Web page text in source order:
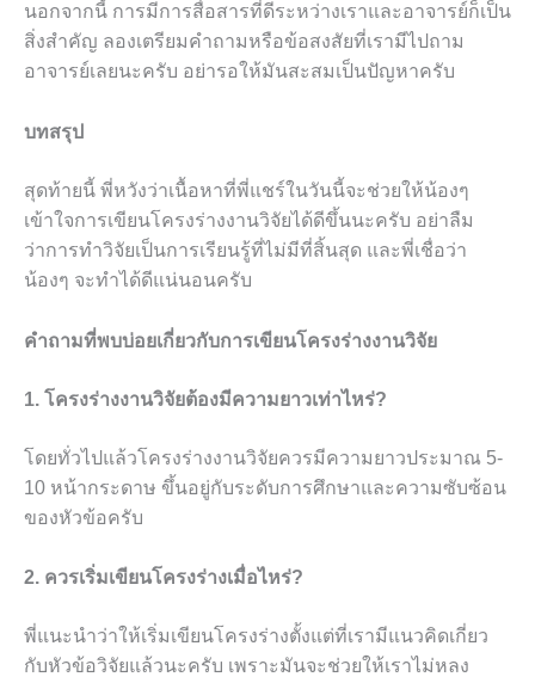
นอกจากนี้ การมีการสื่อสารที่ดีระหว่างเราและอาจารย์ก็เป็น
สิ่งสำคัญ ลองเตรียมคำถามหรือข้อสงสัยที่เรามีไปถาม
อาจารย์เลยนะครับ อย่ารอให้มันสะสมเป็นปัญหาครับ
บทสรุป
สุดท้ายนี้ พี่หวังว่าเนื้อหาที่พี่แชร์ในวันนี้จะช่วยให้น้องๆ
เข้าใจการเขียนโครงร่างงานวิจัยได้ดีขึ้นนะครับ อย่าลืม
ว่าการทำวิจัยเป็นการเรียนรู้ที่ไม่มีที่สิ้นสุด และพี่เชื่อว่า
น้องๆ จะทำได้ดีแน่นอนครับ
คำถามที่พบบ่อยเกี่ยวกับการเขียนโครงร่างงานวิจัย
1. โครงร่างงานวิจัยต้องมีความยาวเท่าไหร่?
โดยทั่วไปแล้วโครงร่างงานวิจัยควรมีความยาวประมาณ 5-
10 หน้ากระดาษ ขึ้นอยู่กับระดับการศึกษาและความซับซ้อน
ของหัวข้อครับ
2. ควรเริ่มเขียนโครงร่างเมื่อไหร่?
พี่แนะนำว่าให้เริ่มเขียนโครงร่างตั้งแต่ที่เรามีแนวคิดเกี่ยว
กับหัวข้อวิจัยแล้วนะครับ เพราะมันจะช่วยให้เราไม่หลง